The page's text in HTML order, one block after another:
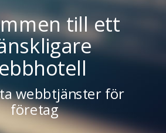
till ett
webbtjänster för
företag